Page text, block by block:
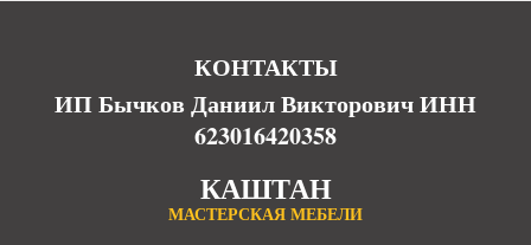
КОНТАКТЫ
ИП Бычков Даниил Викторович ИНН
623016420358
КАШТАН
МАСТЕРСКАЯ МЕБЕЛИ